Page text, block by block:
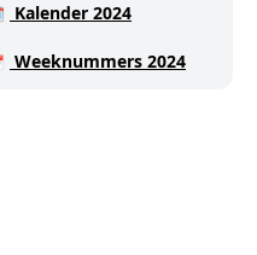
Kalender 2024
Weeknummers 2024